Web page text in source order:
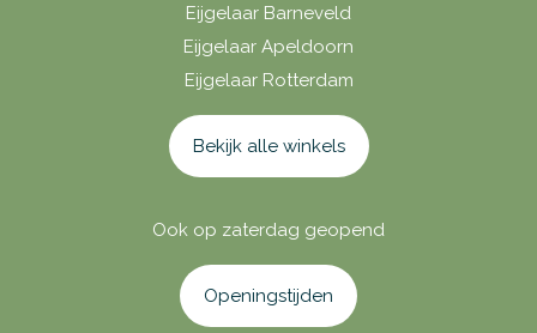
Eijgelaar Barneveld
Eijgelaar Apeldoorn
Eijgelaar Rotterdam
Bekijk alle winkels
Ook op zaterdag geopend
Openingstijden